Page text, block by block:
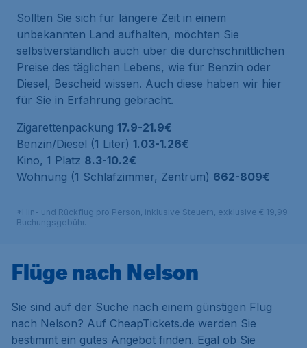
Sollten Sie sich für längere Zeit in einem
unbekannten Land aufhalten, möchten Sie
selbstverständlich auch über die durchschnittlichen
Preise des täglichen Lebens, wie für Benzin oder
Diesel, Bescheid wissen. Auch diese haben wir hier
für Sie in Erfahrung gebracht.
Zigarettenpackung 17.9-21.9€
Benzin/Diesel (1 Liter) 1.03-1.26€
Kino, 1 Platz 8.3-10.2€
Wohnung (1 Schlafzimmer, Zentrum) 662-809€
*Hin- und Rückflug pro Person, inklusive Steuern, exklusive € 19,99
Buchungsgebühr.
Flüge nach Nelson
Sie sind auf der Suche nach einem günstigen Flug
nach Nelson? Auf CheapTickets.de werden Sie
bestimmt ein gutes Angebot finden. Egal ob Sie